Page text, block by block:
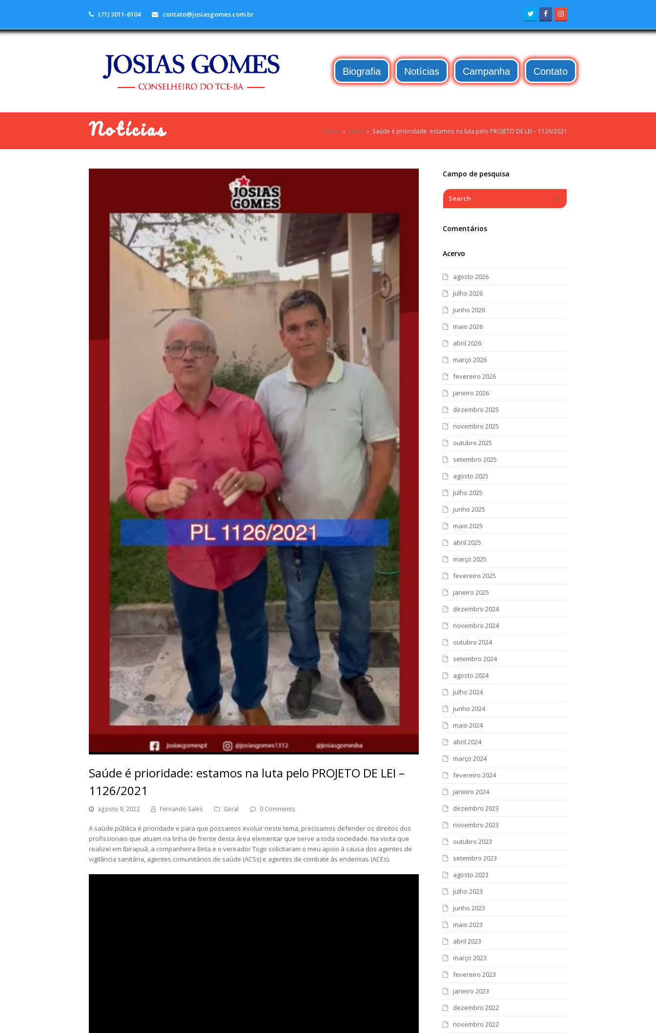
(71) 3011-6104 contato@josiasgomes.com.br TwitterFacebook
Biografia Notícias Campanha Contato
Notícias Home » Geral » Saúde é prioridade: estamos na luta pelo PROJETO DE LEI – 1126/2021
Saúde é prioridade: estamos na luta pelo PROJETO DE LEI –
1126/2021
agosto 9, 2022 Fernando Sales Geral 0 Comments
A saúde pública é prioridade e para que possamos evoluir neste tema, precisamos defender os direitos dos
profissionais que atuam na linha de frente desta área elementar que serve a toda sociedade. Na visita que
realizei em Ibirapuã, a companheira Beta e o vereador Togo solicitaram o meu apoio à causa dos agentes de
vigilância sanitária, agentes comunitários de saúde (ACSs) e agentes de combate às endemias (ACEs).
Campo de pesquisa
Search
Comentários
Acervo
agosto 2026
julho 2026
junho 2026
maio 2026
abril 2026
março 2026
fevereiro 2026
janeiro 2026
dezembro 2025
novembro 2025
outubro 2025
setembro 2025
agosto 2025
julho 2025
junho 2025
maio 2025
abril 2025
março 2025
fevereiro 2025
janeiro 2025
dezembro 2024
novembro 2024
outubro 2024
setembro 2024
agosto 2024
julho 2024
junho 2024
maio 2024
abril 2024
março 2024
fevereiro 2024
janeiro 2024
dezembro 2023
novembro 2023
outubro 2023
setembro 2023
agosto 2023
julho 2023
junho 2023
maio 2023
abril 2023
março 2023
fevereiro 2023
janeiro 2023
dezembro 2022
novembro 2022